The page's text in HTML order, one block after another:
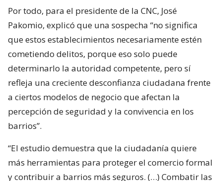
Por todo, para el presidente de la CNC, José
Pakomio, explicó que una sospecha “no significa
que estos establecimientos necesariamente estén
cometiendo delitos, porque eso solo puede
determinarlo la autoridad competente, pero sí
refleja una creciente desconfianza ciudadana frente
a ciertos modelos de negocio que afectan la
percepción de seguridad y la convivencia en los
barrios”.
“El estudio demuestra que la ciudadanía quiere
más herramientas para proteger el comercio formal
y contribuir a barrios más seguros. (…) Combatir las